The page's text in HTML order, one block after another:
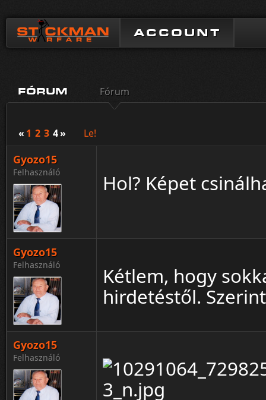
ACCOUNT
FÓRUM Fórum
« 1 2 3 4» Le!
Gyozo15
Felhasználó Hol? Képet
Gyozo15
Felhasználó
Kétlem, hogy
hirdetéstől.
Gyozo15
Felhasználó